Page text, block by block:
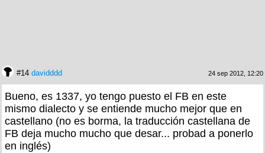
#14 davidddd 24 sep 2012, 12:20
Bueno, es 1337, yo tengo puesto el FB en este
mismo dialecto y se entiende mucho mejor que en
castellano (no es borma, la traducción castellana de
FB deja mucho mucho que desar... probad a ponerlo
en inglés)